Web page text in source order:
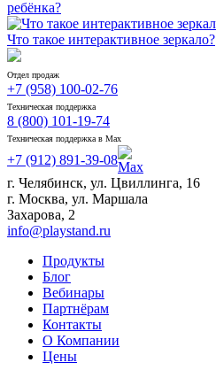
ребёнка?
Что такое интерактивное зеркало?
Отдел продаж
+7 (958) 100-02-76
Техническая поддержка
8 (800) 101-19-74
Техническая поддержка в Max
+7 (912) 891-39-08
г. Челябинск, ул. Цвиллинга, 16
г. Москва, ул. Маршала
Захарова, 2
info@playstand.ru
Продукты
Блог
Вебинары
Партнёрам
Контакты
О Компании
Цены